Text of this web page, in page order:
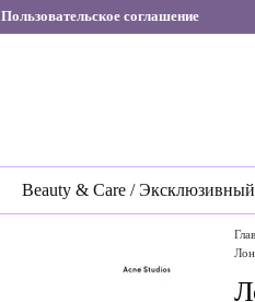
Пользовательское соглашение
Beauty & Care / Эксклюзивный